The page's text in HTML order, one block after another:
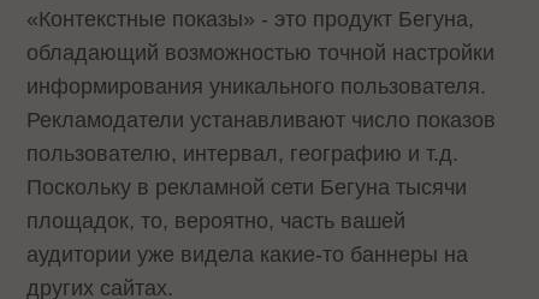
«Контекстные показы» - это продукт Бегуна,
обладающий возможностью точной настройки
информирования уникального пользователя.
Рекламодатели устанавливают число показов
пользователю, интервал, географию и т.д.
Поскольку в рекламной сети Бегуна тысячи
площадок, то, вероятно, часть вашей
аудитории уже видела какие-то баннеры на
других сайтах.